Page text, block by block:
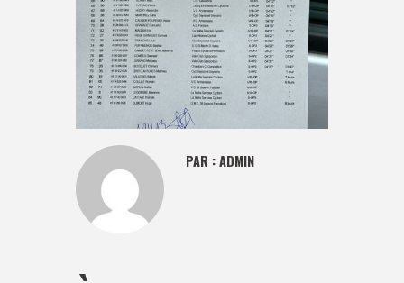
PAR :ADMIN